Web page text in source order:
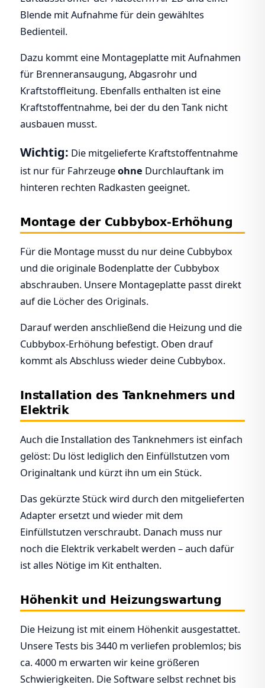
Blende mit Aufnahme für dein gewähltes
Bedienteil.
Dazu kommt eine Montageplatte mit Aufnahmen
für Brenneransaugung, Abgasrohr und
Kraftstoffleitung. Ebenfalls enthalten ist eine
Kraftstoffentnahme, bei der du den Tank nicht
ausbauen musst.
Wichtig: Die mitgelieferte Kraftstoffentnahme
ist nur für Fahrzeugeohne Durchlauftank im
hinteren rechten Radkasten geeignet.
Montage der Cubbybox-Erhöhung
Für die Montage musst du nur deine Cubbybox
und die originale Bodenplatte der Cubbybox
abschrauben. Unsere Montageplatte passt direkt
auf die Löcher des Originals.
Darauf werden anschließend die Heizung und die
Cubbybox-Erhöhung befestigt. Oben drauf
kommt als Abschluss wieder deine Cubbybox.
Installation des Tanknehmers und
Elektrik
Auch die Installation des Tanknehmers ist einfach
gelöst: Du löst lediglich den Einfüllstutzen vom
Originaltank und kürzt ihn um ein Stück.
Das gekürzte Stück wird durch den mitgelieferten
Adapter ersetzt und wieder mit dem
Einfüllstutzen verschraubt. Danach muss nur
noch die Elektrik verkabelt werden – auch dafür
ist alles Nötige im Kit enthalten.
Höhenkit und Heizungswartung
Die Heizung ist mit einem Höhenkit ausgestattet.
Unsere Tests bis 3440 m verliefen problemlos; bis
ca. 4000 m erwarten wir keine größeren
Schwierigkeiten. Die Software selbst rechnet bis